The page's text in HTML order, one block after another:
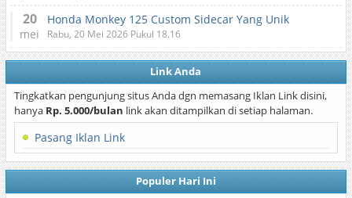
20
mei
Honda Monkey 125 Custom Sidecar Yang Unik
Rabu, 20 Mei 2026 Pukul 18.16
Link Anda
Tingkatkan pengunjung situs Anda dgn memasang Iklan Link disini,
hanya Rp. 5.000/bulan link akan ditampilkan di setiap halaman.
Pasang Iklan Link
Populer Hari Ini